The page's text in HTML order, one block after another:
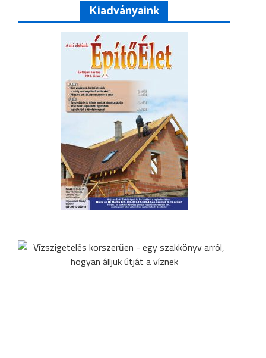
Kiadványaink